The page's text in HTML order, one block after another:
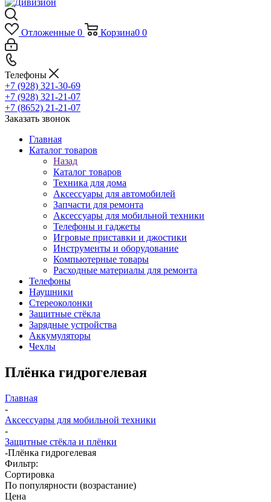
Отложенные 0 Корзина0 0
Телефоны
+7 (928) 321-30-69
+7 (928) 321-21-07
+7 (8652) 21-21-07
Заказать звонок
Главная
Каталог товаров
Назад
Каталог товаров
Техника для дома
Аксессуары для автомобилей
Запчасти для ремонта
Аксессуары для мобильной техники
Телефоны и гаджеты
Игровые приставки и джостики
Инструменты и оборудование
Компьютерные товары
Расходные материалы для ремонта
Телефоны
Наушники
Стереоколонки
Защитные стёкла
Зарядные устройства
Аккумуляторы
Чехлы
Плёнка гидрогелевая
Главная
-
Аксессуары для мобильной техники
-
Защитные стёкла и плёнки
-Плёнка гидрогелевая
Фильтр:
Сортировка
По популярности (возрастание)
Цена